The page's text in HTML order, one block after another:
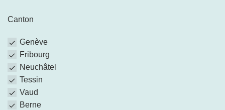
Canton
Genève
Fribourg
Neuchâtel
Tessin
Vaud
Berne